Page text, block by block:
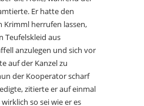
Er hatte den
Krimml herrufen lassen,
Teufelskleid aus
anzulegen und sich vor
auf der Kanzel zu
der Kooperator scharf
zitierte er auf einmal
so sei wie er es